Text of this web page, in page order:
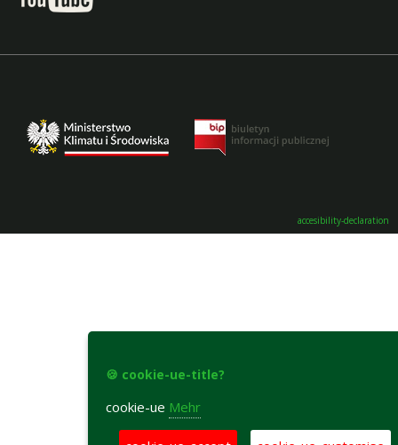
accesibility-declaration
🍪 cookie-ue-title?
cookie-ue Mehr